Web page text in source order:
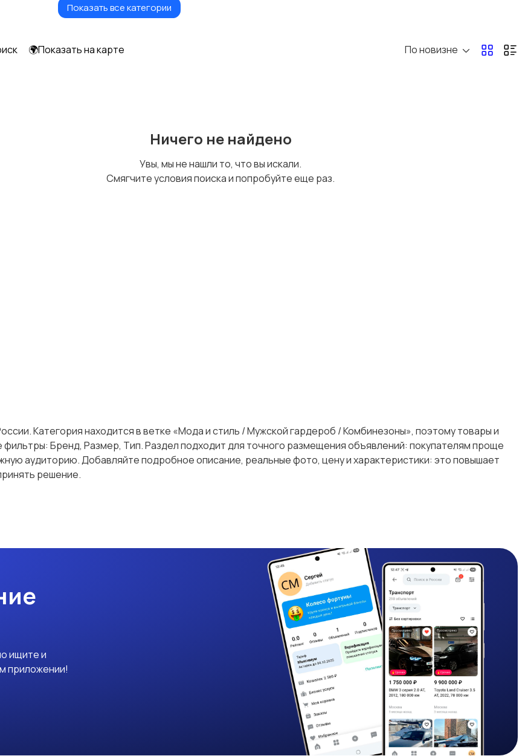
Свитеры и толстовки
Показать все категории
🌍Показать на карте По новизне
Ничего не найдено
Увы, мы не нашли то, что вы искали.
Смягчите условия поиска и попробуйте еще раз.
Категория находится в ветке «Мода и стиль / Мужской гардероб / Комбинезоны», поэтому товары и
фильтры: Бренд, Размер, Тип. Раздел подходит для точного размещения объявлений: покупателям проще
аудиторию. Добавляйте подробное описание, реальные фото, цену и характеристики: это повышает
решение.
ищите и
приложении!